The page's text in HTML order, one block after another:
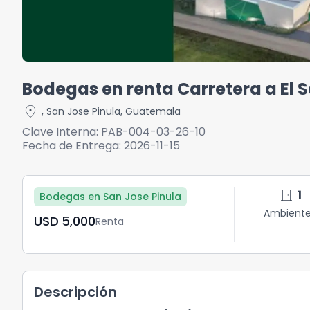
Bodegas en renta Carretera a El
location_on , San Jose Pinula, Guatemala
Clave Interna: PAB-004-03-26-10
Fecha de Entrega: 2026-11-15
Bodegas en San Jose Pinula
USD	5,000Renta
door_front 1
Descripción